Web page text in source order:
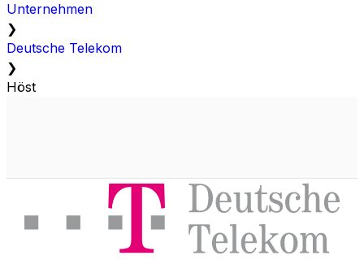
Unternehmen
❯
Deutsche Telekom
❯
Höst